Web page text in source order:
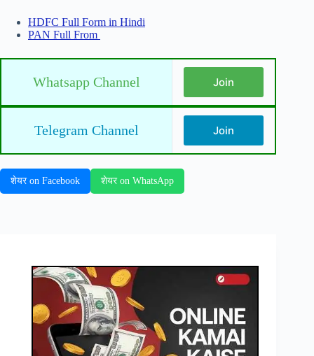
HDFC Full Form in Hindi
PAN Full From
Whatsapp Channel Join
Telegram Channel Join
शेयर on Facebook शेयर on WhatsApp